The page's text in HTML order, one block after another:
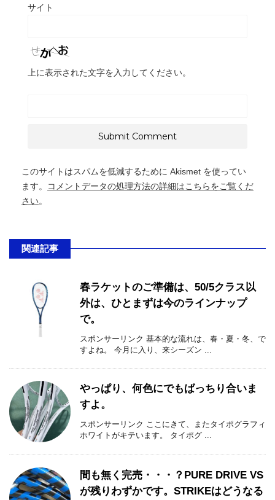
サイト
上に表示された文字を入力してください。
このサイトはスパムを低減するために Akismet を使ってい
ます。
コメントデータの処理方法の詳細はこちらをご覧くだ
さい。
関連記事
春ラケットのご準備は、50/5クラス以
外は、ひとまずは今のラインナップ
で。
スポンサーリンク 基本的な流れは、春・夏・冬、で
すよね。 今月に入り、来シーズン ...
やっぱり、何色にでもばっちり合いま
すよ。
スポンサーリンク ここにきて、またタイポグラフィ
ホワイトがキテいます。 タイポグ ...
間も無く完売・・・？PURE DRIVE VS
が残りわずかです。STRIKEはどうなる